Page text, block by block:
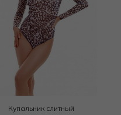
Купальник слитный